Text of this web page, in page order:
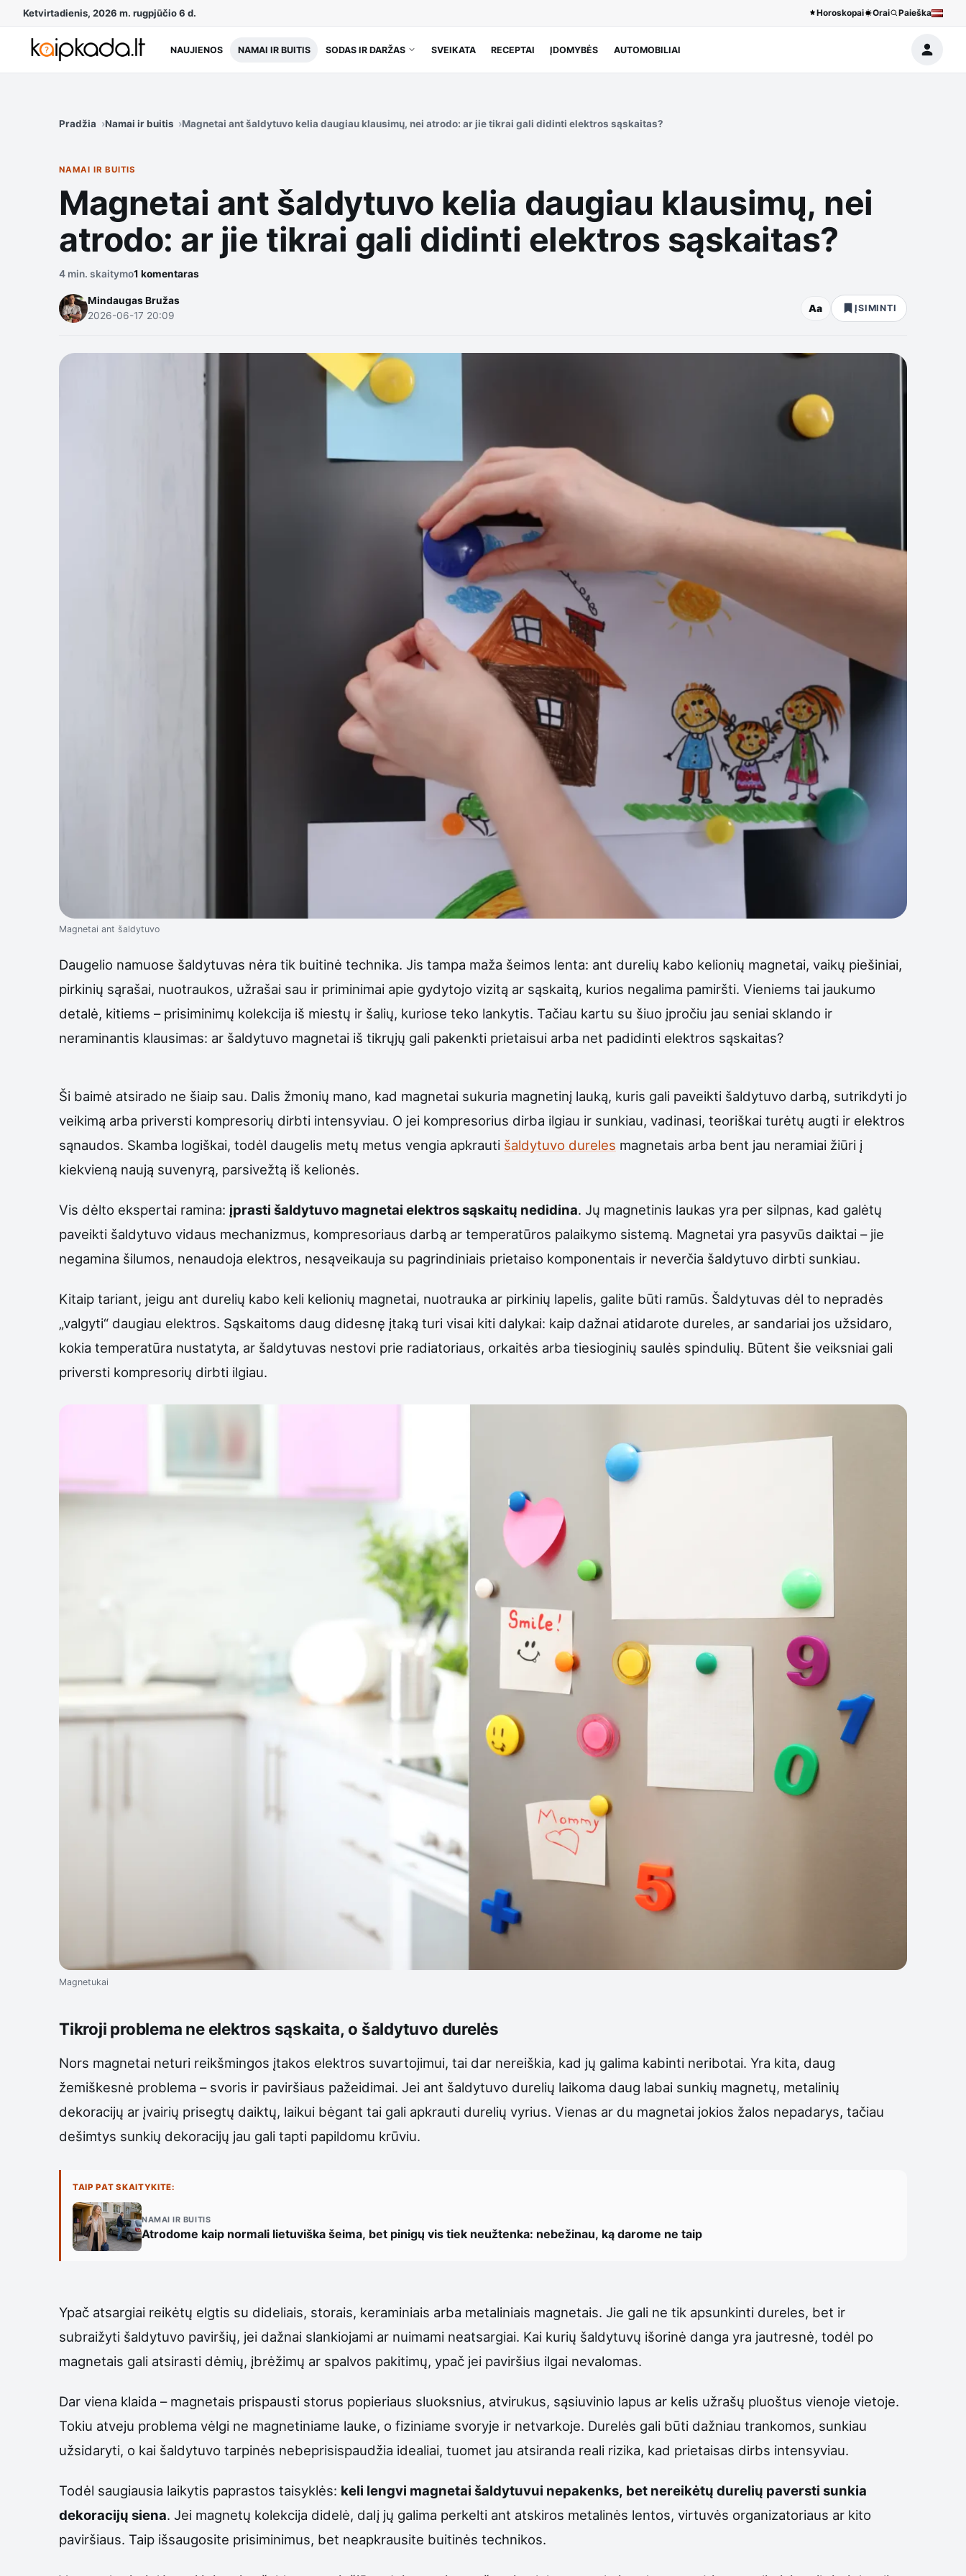
Ketvirtadienis, 2026 m. rugpjūčio 6 d. Horoskopai Orai Paieška
NAUJIENOS NAMAI IR BUITIS SODAS IR DARŽAS SVEIKATA RECEPTAI ĮDOMYBĖS AUTOMOBILIAI
Pradžia Namai ir buitis Magnetai ant šaldytuvo kelia daugiau klausimų, nei atrodo: ar jie tikrai gali didinti elektros sąskaitas?
NAMAI IR BUITIS
Magnetai ant šaldytuvo kelia daugiau klausimų, nei
atrodo: ar jie tikrai gali didinti elektros sąskaitas?
4 min. skaitymo1 komentaras
Mindaugas Bružas
2026-06-17 20:09
Aa ĮSIMINTI
Magnetai ant šaldytuvo
Daugelio namuose šaldytuvas nėra tik buitinė technika. Jis tampa maža šeimos lenta: ant durelių kabo kelionių magnetai, vaikų piešiniai,
pirkinių sąrašai, nuotraukos, užrašai sau ir priminimai apie gydytojo vizitą ar sąskaitą, kurios negalima pamiršti. Vieniems tai jaukumo
detalė, kitiems – prisiminimų kolekcija iš miestų ir šalių, kuriose teko lankytis. Tačiau kartu su šiuo įpročiu jau seniai sklando ir
neraminantis klausimas: ar šaldytuvo magnetai iš tikrųjų gali pakenkti prietaisui arba net padidinti elektros sąskaitas?
Ši baimė atsirado ne šiaip sau. Dalis žmonių mano, kad magnetai sukuria magnetinį lauką, kuris gali paveikti šaldytuvo darbą, sutrikdyti jo
veikimą arba priversti kompresorių dirbti intensyviau. O jei kompresorius dirba ilgiau ir sunkiau, vadinasi, teoriškai turėtų augti ir elektros
sąnaudos. Skamba logiškai, todėl daugelis metų metus vengia apkrauti šaldytuvo dureles magnetais arba bent jau neramiai žiūri į
kiekvieną naują suvenyrą, parsivežtą iš kelionės.
Vis dėlto ekspertai ramina: įprasti šaldytuvo magnetai elektros sąskaitų nedidina. Jų magnetinis laukas yra per silpnas, kad galėtų
paveikti šaldytuvo vidaus mechanizmus, kompresoriaus darbą ar temperatūros palaikymo sistemą. Magnetai yra pasyvūs daiktai – jie
negamina šilumos, nenaudoja elektros, nesąveikauja su pagrindiniais prietaiso komponentais ir neverčia šaldytuvo dirbti sunkiau.
Kitaip tariant, jeigu ant durelių kabo keli kelionių magnetai, nuotrauka ar pirkinių lapelis, galite būti ramūs. Šaldytuvas dėl to nepradės
„valgyti“ daugiau elektros. Sąskaitoms daug didesnę įtaką turi visai kiti dalykai: kaip dažnai atidarote dureles, ar sandariai jos užsidaro,
kokia temperatūra nustatyta, ar šaldytuvas nestovi prie radiatoriaus, orkaitės arba tiesioginių saulės spindulių. Būtent šie veiksniai gali
priversti kompresorių dirbti ilgiau.
Magnetukai
Tikroji problema ne elektros sąskaita, o šaldytuvo durelės
Nors magnetai neturi reikšmingos įtakos elektros suvartojimui, tai dar nereiškia, kad jų galima kabinti neribotai. Yra kita, daug
žemiškesnė problema – svoris ir paviršiaus pažeidimai. Jei ant šaldytuvo durelių laikoma daug labai sunkių magnetų, metalinių
dekoracijų ar įvairių prisegtų daiktų, laikui bėgant tai gali apkrauti durelių vyrius. Vienas ar du magnetai jokios žalos nepadarys, tačiau
dešimtys sunkių dekoracijų jau gali tapti papildomu krūviu.
TAIP PAT SKAITYKITE:
NAMAI IR BUITIS
Atrodome kaip normali lietuviška šeima, bet pinigų vis tiek neužtenka: nebežinau, ką darome ne taip
Ypač atsargiai reikėtų elgtis su dideliais, storais, keraminiais arba metaliniais magnetais. Jie gali ne tik apsunkinti dureles, bet ir
subraižyti šaldytuvo paviršių, jei dažnai slankiojami ar nuimami neatsargiai. Kai kurių šaldytuvų išorinė danga yra jautresnė, todėl po
magnetais gali atsirasti dėmių, įbrėžimų ar spalvos pakitimų, ypač jei paviršius ilgai nevalomas.
Dar viena klaida – magnetais prispausti storus popieriaus sluoksnius, atvirukus, sąsiuvinio lapus ar kelis užrašų pluoštus vienoje vietoje.
Tokiu atveju problema vėlgi ne magnetiniame lauke, o fiziniame svoryje ir netvarkoje. Durelės gali būti dažniau trankomos, sunkiau
užsidaryti, o kai šaldytuvo tarpinės nebeprisispaudžia idealiai, tuomet jau atsiranda reali rizika, kad prietaisas dirbs intensyviau.
Todėl saugiausia laikytis paprastos taisyklės: keli lengvi magnetai šaldytuvui nepakenks, bet nereikėtų durelių paversti sunkia
dekoracijų siena. Jei magnetų kolekcija didelė, dalį jų galima perkelti ant atskiros metalinės lentos, virtuvės organizatoriaus ar kito
paviršiaus. Taip išsaugosite prisiminimus, bet neapkrausite buitinės technikos.